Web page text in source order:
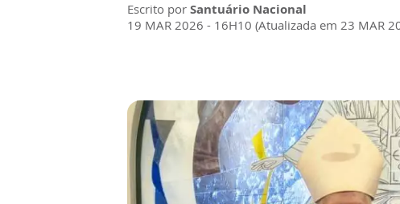
Escrito por Santuário Nacional
19 MAR 2026 - 16H10 (Atualizada em 23 MAR